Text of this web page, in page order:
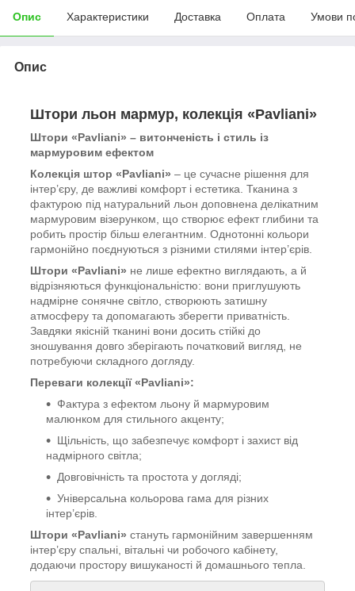
Опис Характеристики Доставка Оплата Умови
Опис
Штори льон мармур, колекція «Pavliani»
Штори «Pavliani» – витонченість і стиль із
мармуровим ефектом
Колекція штор «Pavliani» – це сучасне рішення для
інтер’єру, де важливі комфорт і естетика. Тканина з
фактурою під натуральний льон доповнена делікатним
мармуровим візерунком, що створює ефект глибини та
робить простір більш елегантним. Однотонні кольори
гармонійно поєднуються з різними стилями інтер’єрів.
Штори «Pavliani» не лише ефектно виглядають, а й
відрізняються функціональністю: вони приглушують
надмірне сонячне світло, створюють затишну
атмосферу та допомагають зберегти приватність.
Завдяки якісній тканині вони досить стійкі до
зношування довго зберігають початковий вигляд, не
потребуючи складного догляду.
Переваги колекції «Pavliani»:
Фактура з ефектом льону й мармуровим
малюнком для стильного акценту;
Щільність, що забезпечує комфорт і захист від
надмірного світла;
Довговічність та простота у догляді;
Універсальна кольорова гама для різних
інтер’єрів.
Штори «Pavliani» стануть гармонійним завершенням
інтер’єру спальні, вітальні чи робочого кабінету,
додаючи простору вишуканості й домашнього тепла.